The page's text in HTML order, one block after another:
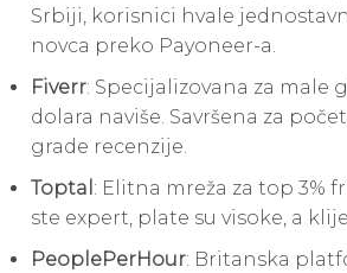
Srbiji, korisnici hvale
novca preko Payoneer-a.
Fiverr: Specijalizovana za male
dolara naviše. Savršena za
grade recenzije.
Toptal : Elitna mreža za top 3%
ste expert, plate su visoke, a
PeoplePerHour: Britanska